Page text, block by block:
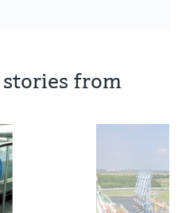
stories from